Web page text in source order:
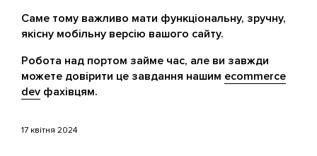
Саме тому важливо мати функціональну, зручну,
якісну мобільну версію вашого сайту.
Робота над портом займе час, але ви завжди
можете довірити це завдання нашим ecommerce
dev фахівцям.
17 квітня 2024